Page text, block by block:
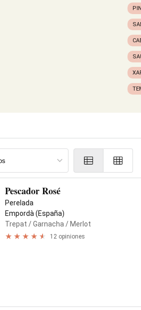
Pescador Rosé
Perelada
Empordà (España)
Trepat / Garnacha / Merlot
12 opiniones